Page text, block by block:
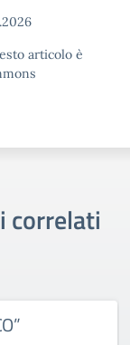
articolo è
correlati